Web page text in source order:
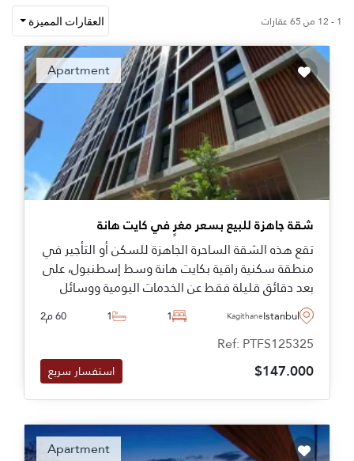
باقي المدينة وتتمتع ببنية جودة عالية وبنية تحتية محلية
قوية. يمكنك الاتصال بنا لمعرفة المزيد حول عقارات
كايت هانة.
1 - 12 من 65 عقارات العقارات المميزة
Apartment
شقة جاهزة للبيع بسعر مغرٍ في كايت هانة
تقع هذه الشقة الساحرة الجاهزة للسكن أو التأجير في
منطقة سكنية راقية بكايت هانة وسط إسطنبول، على
بعد دقائق قليلة فقط عن الخدمات اليومية ووسائل
النقل.Istanbul
Kagithane
1
1 60 م2
Ref: PTFS125325
$147.000 استفسار سريع
Apartment